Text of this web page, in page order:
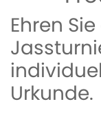
Ehren
Urkunde.